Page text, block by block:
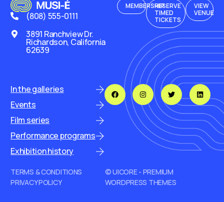
(808) 555-0111
3891 Ranchview Dr.
Richardson, California
62639
MEMBERSHIPRESERVE
TIMED
TICKETS
VIEW
VENUE
In the galleries
Events
Film series
Performance programs
Exhibition history
TERMS & CONDITIONS
PRIVACY POLICY
© UICORE - PREMIUM
WORDPRESS THEMES